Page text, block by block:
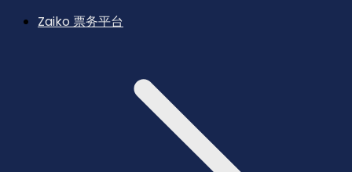
Zaiko 票务平台